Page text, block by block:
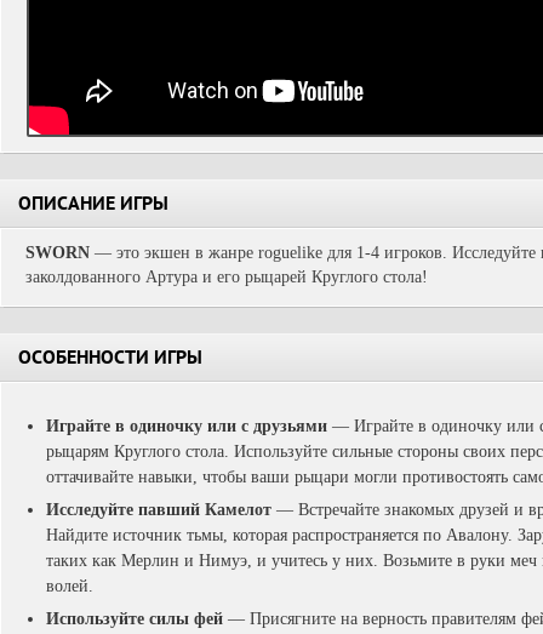
ОПИСАНИЕ ИГРЫ
SWORN — это экшен в жанре roguelike для 1-4 игроков. Исследуйте
заколдованного Артура и его рыцарей Круглого стола!
ОСОБЕННОСТИ ИГРЫ
Играйте в одиночку или с друзьями — Играйте в одиночку или
рыцарям Круглого стола. Используйте сильные стороны своих
оттачивайте навыки, чтобы ваши рыцари могли противостоять
Исследуйте павший Камелот — Встречайте знакомых друзей и
Найдите источник тьмы, которая распространяется по Авалону.
таких как Мерлин и Нимуэ, и учитесь у них. Возьмите в руки меч
волей.
Используйте силы фей — Присягните на верность правителям